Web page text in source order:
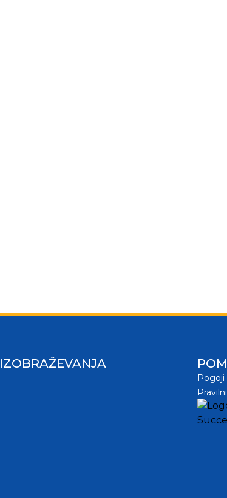
IZOBRAŽEVANJA
Pogoji